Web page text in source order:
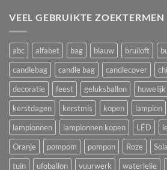
VEEL GEBRUIKTE ZOEKTERMEN
abc alfabet bag blauw bruiloft
candlebag
candle bag candlecover
decoratie
feest geluksballon huwelijk
kerstdagen
kerstmis kopen lampion
lampionnen
lampionnen kopen LED
Oranje
pompom pompon Roze
tuin
ufoballon vuurwerk waterlelie